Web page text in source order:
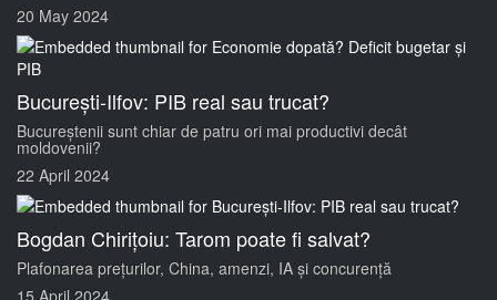
20 May 2024
București-Ilfov: PIB real sau trucat?
Bucureștenii sunt chiar de patru ori mai productivi decât
moldovenii?
22 April 2024
Bogdan Chirițoiu: Tarom poate fi salvat?
Plafonarea prețurilor, China, amenzi, IA și concurență
15 April 2024